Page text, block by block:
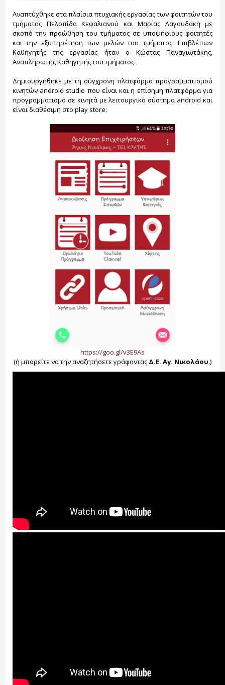
Αναπτύχθηκε στα πλαίσια πτυχιακής εργασίας των φοιτητών του
τμήματος Πελοπίδα Κεφαλιανού και Μαρίας Λαγουδάκη με
σκοπό την προώθηση του τμήματος σε υποψήφιους φοιτητές
και την εξυπηρέτηση των μελών του τμήματος. Επιβλέπων
Καθηγητής της εργασίας ήταν ο Κώστας Παναγιωτάκης,
Αναπληρωτής Καθηγητής του τμήματος.
Δημιουργήθηκε με τη σύγχρονη πλατφόρμα προγραμματισμού
κινητών android studio που είναι και η επίσημη πλατφόρμα για
προγραμματισμό σε κινητά με λειτουργικό σύστημα android και
είναι διαθέσιμη στο play store:
https://goo.gl/v3E9As
(ή μπορείτε να την αναζητήσετε γράφοντας Δ.Ε. Αγ. Νικολάου.)